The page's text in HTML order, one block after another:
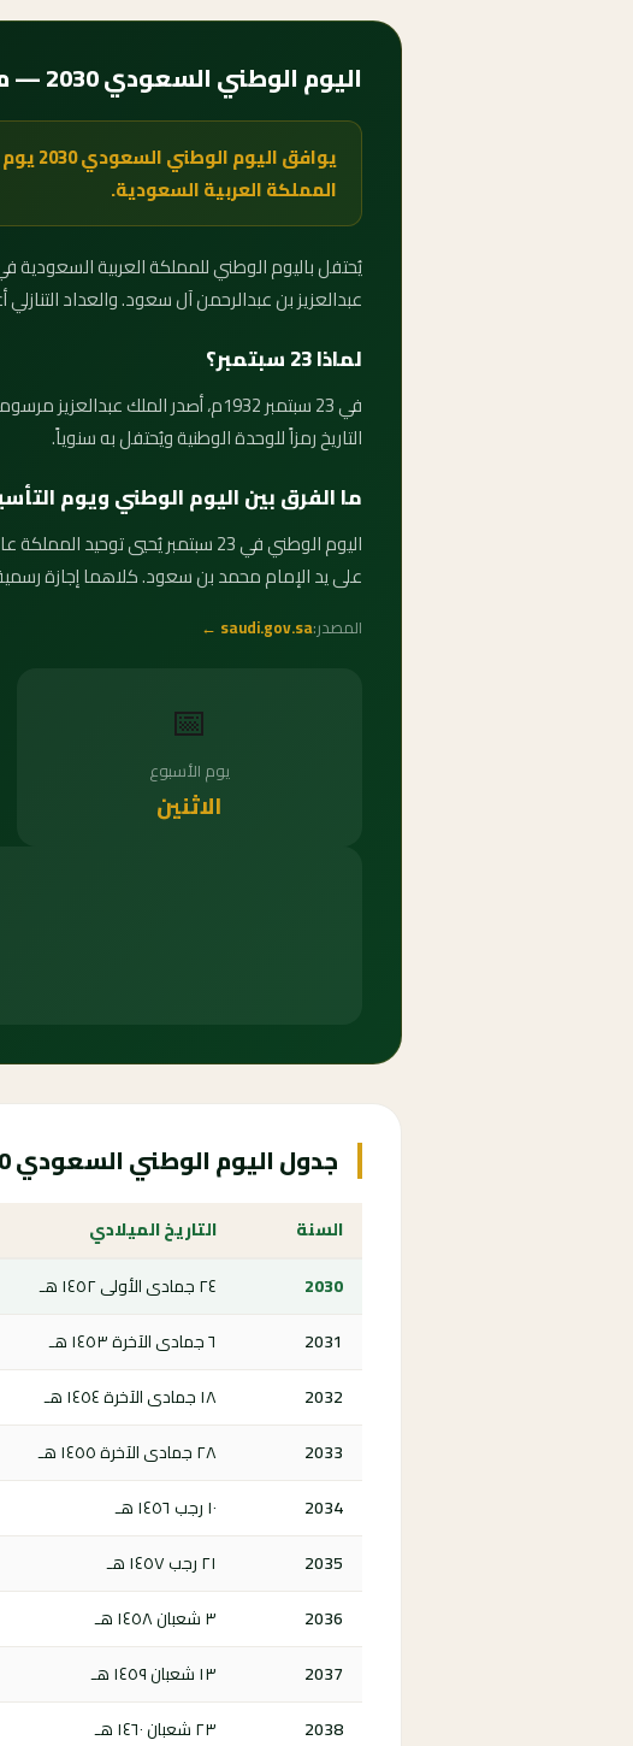
اليوم الوطني السعودي 2030 — متى يبدأ وكم باقي عليه؟
المملكة العربية السعودية.
عبدالعزيز بن عبدالرحمن آل سعود. والعداد التنازلي
لماذا 23 سبتمبر؟
في 23 سبتمبر 1932م، أصدر الملك
التاريخ رمزاً للوحدة الوطنية ويُحتفل به سنوياً.
ما الفرق بين اليوم الوطني ويوم
على يد الإمام محمد بن سعود. كلاهما إجازة
المصدر:saudi.gov.sa ←
📅
يوم الأسبوع
الاثنين
جدول اليوم الوطني السعودي 2030-2038
السنة التاريخ الميلادي
2030
٢٤ جمادى الأولى ١٤٥٢ هـ
2031 ٦ جمادى الآخرة ١٤٥٣ هـ
2032 ١٨ جمادى الآخرة ١٤٥٤ هـ
2033 ٢٨ جمادى الآخرة ١٤٥٥ هـ
2034 ١٠ رجب ١٤٥٦ هـ
2035 ٢١ رجب ١٤٥٧ هـ
2036 ٣ شعبان ١٤٥٨ هـ
2037 ١٣ شعبان ١٤٥٩ هـ
2038 ٢٣ شعبان ١٤٦٠ هـ